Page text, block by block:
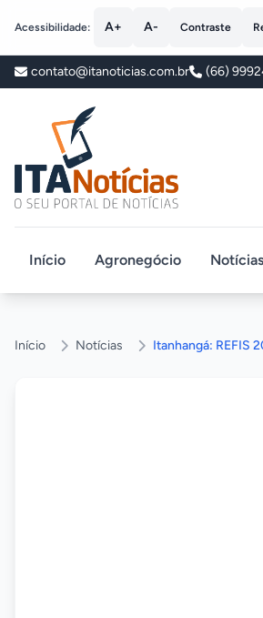
Acessibilidade: A+ A- Contraste
contato@itanoticias.com.br (66)
ITA Notícias
Início Agronegócio Notícias
Início Notícias Itanhangá: REFIS